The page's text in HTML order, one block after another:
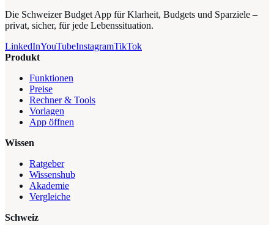
Die Schweizer Budget App für Klarheit, Budgets und Sparziele –
privat, sicher, für jede Lebenssituation.
LinkedInYouTubeInstagramTikTok
Produkt
Funktionen
Preise
Rechner & Tools
Vorlagen
App öffnen
Wissen
Ratgeber
Wissenshub
Akademie
Vergleiche
Schweiz